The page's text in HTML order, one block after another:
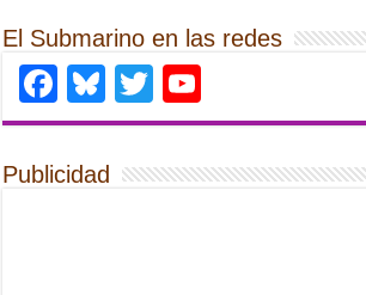
El Submarino en las redes
Facebook
Bluesky
Twitter
Publicidad